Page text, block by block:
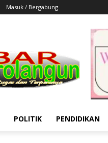
Masuk / Bergabung
POLITIK PENDIDIKAN